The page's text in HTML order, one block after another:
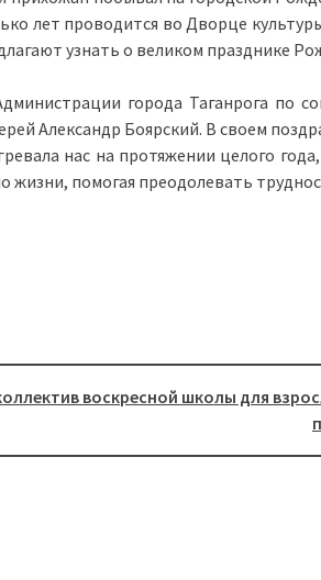
лет проводится во Дворце
узнать о великом празднике
города Таганрога по
Александр Боярский. В своем
нас на протяжении целого
жизни, помогая преодолевать
воскресной школы для